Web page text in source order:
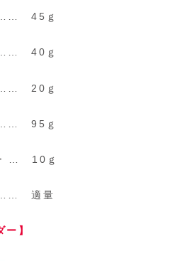
45ｇ
40ｇ
20ｇ
95ｇ
… 10ｇ
適量
】